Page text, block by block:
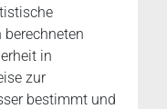
in
zur
bestimmt und